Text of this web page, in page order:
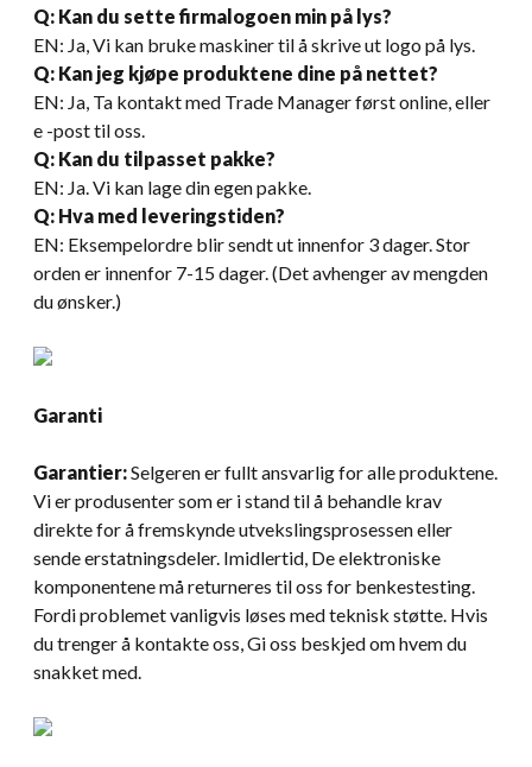
Q: Kan du sette firmalogoen min på lys?
EN: Ja, Vi kan bruke maskiner til å skrive ut logo på lys.
Q: Kan jeg kjøpe produktene dine på nettet?
EN: Ja, Ta kontakt med Trade Manager først online, eller
e -post til oss.
Q: Kan du tilpasset pakke?
EN: Ja. Vi kan lage din egen pakke.
Q: Hva med leveringstiden?
EN: Eksempelordre blir sendt ut innenfor 3 dager. Stor
orden er innenfor 7-15 dager. (Det avhenger av mengden
du ønsker.)
Garanti
Garantier:Selgeren er fullt ansvarlig for alle produktene.
Vi er produsenter som er i stand til å behandle krav
direkte for å fremskynde utvekslingsprosessen eller
sende erstatningsdeler. Imidlertid, De elektroniske
komponentene må returneres til oss for benkestesting.
Fordi problemet vanligvis løses med teknisk støtte. Hvis
du trenger å kontakte oss, Gi oss beskjed om hvem du
snakket med.